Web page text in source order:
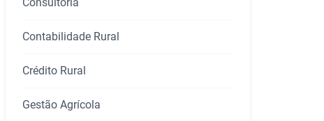
Contabilidade Rural
Crédito Rural
Gestão Agrícola